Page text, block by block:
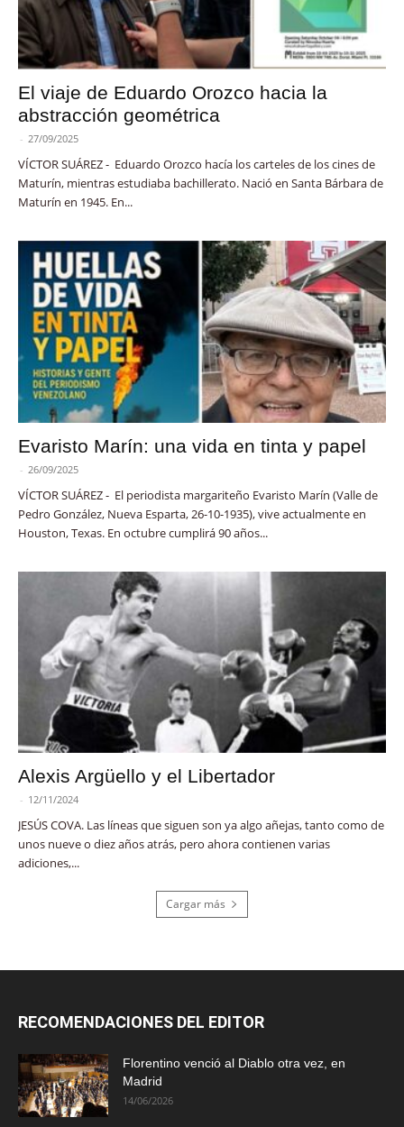
El viaje de Eduardo Orozco hacia la
abstracción geométrica
- 27/09/2025
VÍCTOR SUÁREZ - Eduardo Orozco hacía los carteles de los cines de
Maturín, mientras estudiaba bachillerato. Nació en Santa Bárbara de
Maturín en 1945. En...
Evaristo Marín: una vida en tinta y papel
- 26/09/2025
VÍCTOR SUÁREZ - El periodista margariteño Evaristo Marín (Valle de
Pedro González, Nueva Esparta, 26-10-1935), vive actualmente en
Houston, Texas. En octubre cumplirá 90 años...
Alexis Argüello y el Libertador
- 12/11/2024
JESÚS COVA. Las líneas que siguen son ya algo añejas, tanto como de
unos nueve o diez años atrás, pero ahora contienen varias
adiciones,...
Cargar más
RECOMENDACIONES DEL EDITOR
Florentino venció al Diablo otra vez, en
Madrid
14/06/2026